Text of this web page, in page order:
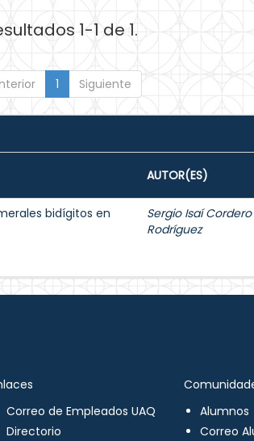
1-1 de 1.
1 Siguiente
AUTOR(ES)
bidígitos en
Sergio Isaí Cordero
Rodríguez
Correo de Empleados UAQ
Directorio
Alumnos
Correo